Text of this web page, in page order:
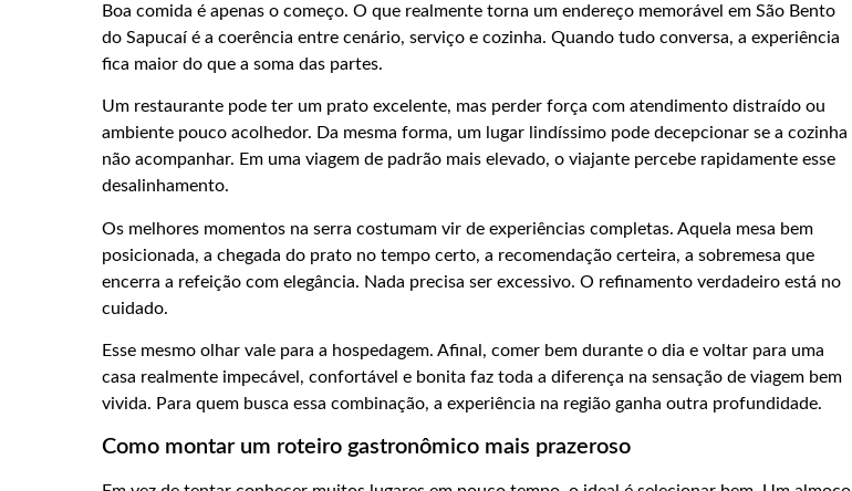
Boa comida é apenas o começo. O que realmente torna um endereço memorável em São Bento
do Sapucaí é a coerência entre cenário, serviço e cozinha. Quando tudo conversa, a experiência
fica maior do que a soma das partes.
Um restaurante pode ter um prato excelente, mas perder força com atendimento distraído ou
ambiente pouco acolhedor. Da mesma forma, um lugar lindíssimo pode decepcionar se a cozinha
não acompanhar. Em uma viagem de padrão mais elevado, o viajante percebe rapidamente esse
desalinhamento.
Os melhores momentos na serra costumam vir de experiências completas. Aquela mesa bem
posicionada, a chegada do prato no tempo certo, a recomendação certeira, a sobremesa que
encerra a refeição com elegância. Nada precisa ser excessivo. O refinamento verdadeiro está no
cuidado.
Esse mesmo olhar vale para a hospedagem. Afinal, comer bem durante o dia e voltar para uma
casa realmente impecável, confortável e bonita faz toda a diferença na sensação de viagem bem
vivida. Para quem busca essa combinação, a experiência na região ganha outra profundidade.
Como montar um roteiro gastronômico mais prazeroso